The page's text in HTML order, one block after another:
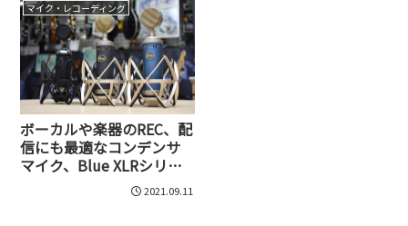
マイク・レコーディング
ボーカルや楽器のREC、配
信にも最適なコンデンサ
マイク、Blue XLRシリー
ズ。Spark SL、Bluebird
SL、Baby Bottle SLの3機
2021.09.11